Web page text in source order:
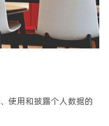
使用和披露个人数据的